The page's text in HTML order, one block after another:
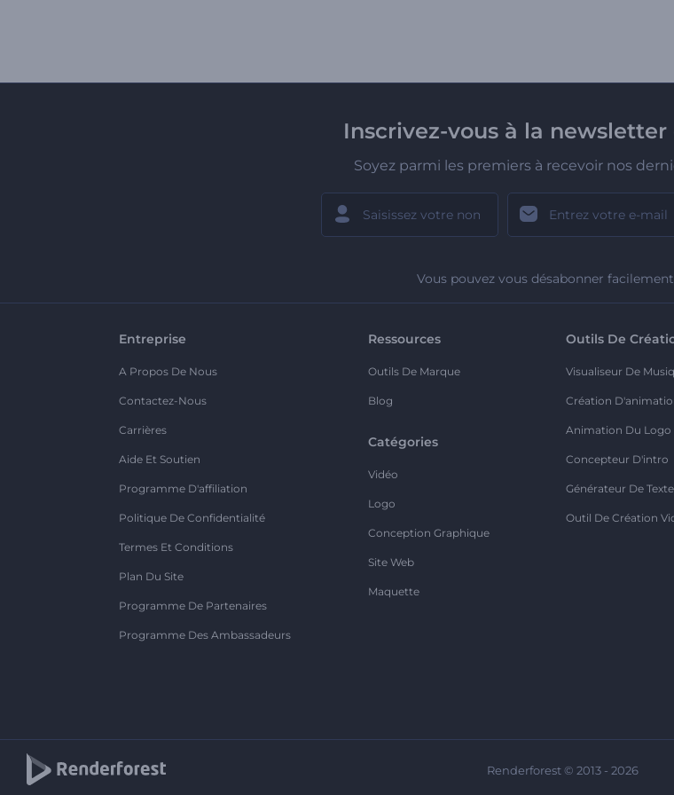
Inscrivez-vous à la
Soyez parmi les premiers à recevoir nos
Vous pouvez vous désabonner
Entreprise
A Propos De Nous
Contactez-Nous
Carrières
Aide Et Soutien
Programme D'affiliation
Politique De Confidentialité
Termes Et Conditions
Plan Du Site
Programme De Partenaires
Programme Des Ambassadeurs
Ressources
Outils De Marque
Blog
Catégories
Vidéo
Logo
Conception Graphique
Site Web
Maquette
Outils De
Visualiseur De
Création
Animation Du Logo
Concepteur D'intro
Générateur De
Outil De Création
Renderforest © 2013 - 2026